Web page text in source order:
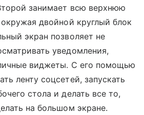
занимает всю верхнюю
двойной круглый блок
экран позволяет не
уведомления,
виджеты. С его помощью
ленту соцсетей, запускать
стола и делать все то,
на большом экране.